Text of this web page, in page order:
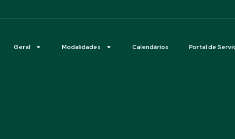
Geral Modalidades Calendários Portal de